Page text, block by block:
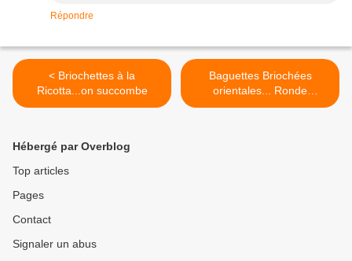
Répondre
< Briochettes à la
Ricotta...on succombe
Baguettes Briochées
orientales... Ronde
Interblogs #21 >
Hébergé par Overblog
Top articles
Pages
Contact
Signaler un abus